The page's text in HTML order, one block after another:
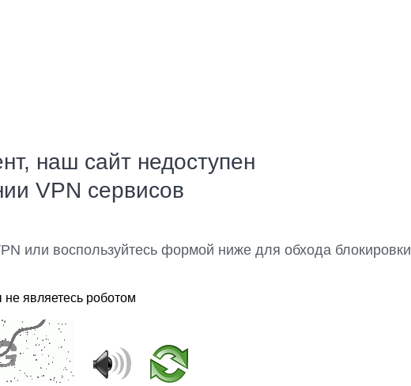
наш сайт недоступен
VPN сервисов
или воспользуйтесь формой ниже для обхода блокировки
являетесь роботом